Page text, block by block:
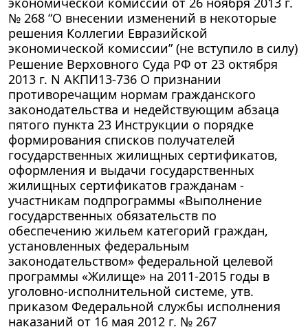
№ 268 “О внесении изменений в некоторые
решения Коллегии Евразийской
экономической комиссии” (не вступило в силу)
Решение Верховного Суда РФ от 23 октября
2013 г. N АКПИ13-736 О признании
противоречащим нормам гражданского
законодательства и недействующим абзаца
пятого пункта 23 Инструкции о порядке
формирования списков получателей
государственных жилищных сертификатов,
оформления и выдачи государственных
жилищных сертификатов гражданам -
участникам подпрограммы «Выполнение
государственных обязательств по
обеспечению жильем категорий граждан,
установленных федеральным
законодательством» федеральной целевой
программы «Жилище» на 2011-2015 годы в
уголовно-исполнительной системе, утв.
приказом Федеральной службы исполнения
наказаний от 16 мая 2012 г. № 267